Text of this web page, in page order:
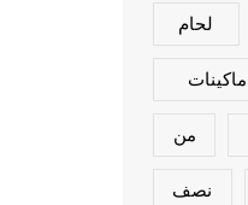
لحام
ماكينات
من
نصف